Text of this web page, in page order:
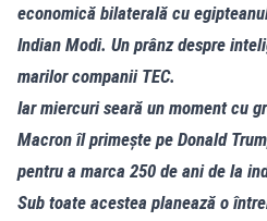
economică bilaterală cu
Indian Modi. Un prânz despre
marilor companii TEC.
Iar miercuri seară un moment cu
Macron îl primește pe Donald
pentru a marca 250 de ani de la
Sub toate acestea planează o